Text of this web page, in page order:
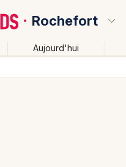
Rochefort
Aujourd'hui